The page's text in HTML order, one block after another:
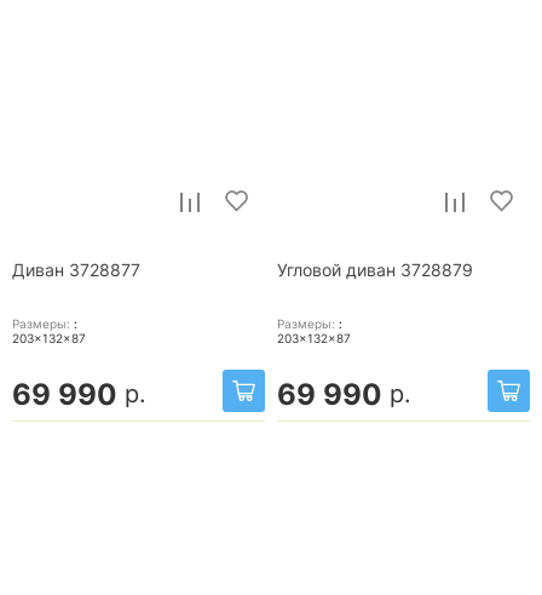
Диван 3728877
Размеры: :
203x132x87
69 990 р.
Угловой диван 3728879
Размеры: :
203x132x87
69 990 р.